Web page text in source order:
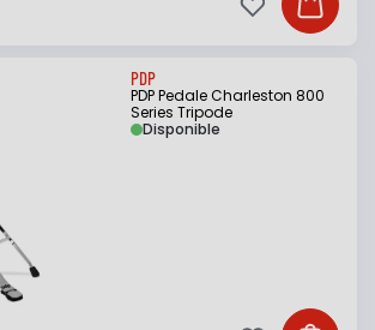
Ajouter
Ajouter à ma
PDP
PDP Pedale Charleston 800
Series Tripode
Disponible